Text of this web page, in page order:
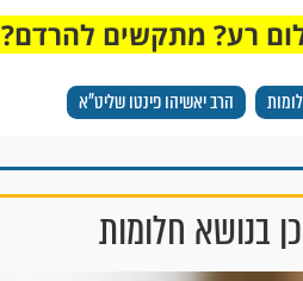
הרב יאשיהו פינטו שליט"א
רע? מתקשים להרדם?
בנושא חלומות